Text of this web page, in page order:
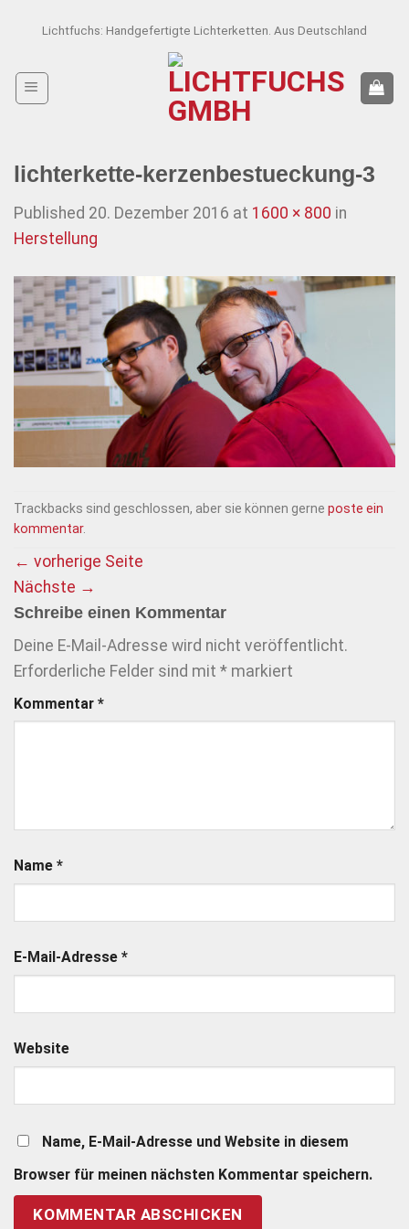
Lichtfuchs: Handgefertigte Lichterketten. Aus Deutschland
lichterkette-kerzenbestueckung-3
Published 20. Dezember 2016 at 1600 × 800 in
Herstellung
Trackbacks sind geschlossen, aber sie können gerne poste ein
kommentar.
← vorherige Seite
Nächste →
Schreibe einen Kommentar
Deine E-Mail-Adresse wird nicht veröffentlicht.
Erforderliche Felder sind mit * markiert
Kommentar *
Name *
E-Mail-Adresse *
Website
Name, E-Mail-Adresse und Website in diesem
Browser für meinen nächsten Kommentar speichern.